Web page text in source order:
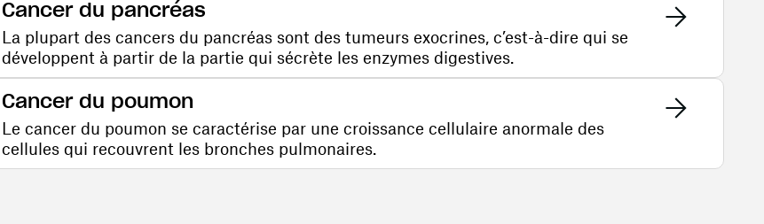
Cancer du pancréas
La plupart des cancers du pancréas sont des tumeurs exocrines, c’est-à-dire qui se
développent à partir de la partie qui sécrète les enzymes digestives.
Comprendre la maladie
Cancer du poumon
Le cancer du poumon se caractérise par une croissance cellulaire anormale des
cellules qui recouvrent les bronches pulmonaires.
Comprendre la maladie